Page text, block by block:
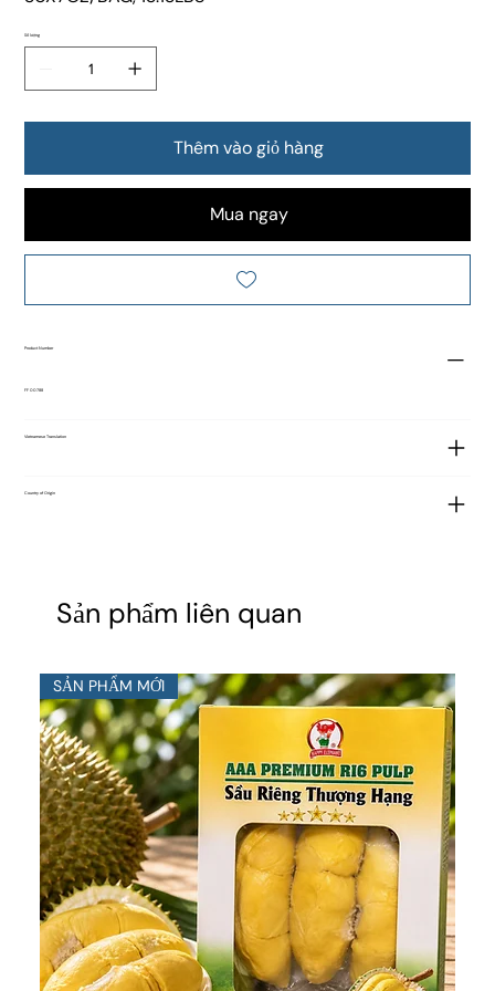
Số lượng
Thêm vào giỏ hàng
Mua ngay
Product Number
FF 00788
Vietnamese Translation
Country of Origin
Sản phẩm liên quan
SẢN PHẨM MỚI